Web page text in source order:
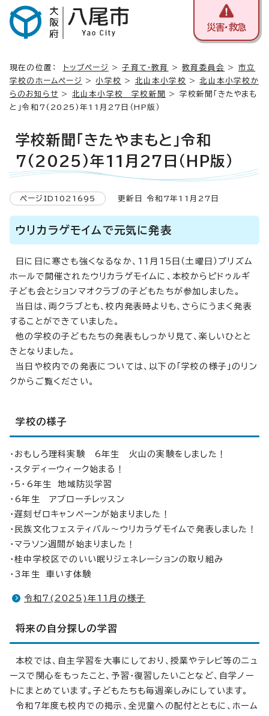
災害・救急
現在の位置： トップページ >子育て・教育 >教育委員会 > 市立
学校のホームページ
>小学校 > 北山本小学校 >北山本小学校か
らのお知らせ > 北山本小学校 学校新聞
> 学校新聞「きたやまも
と」令和7(2025)年11月27日（HP版）
学校新聞「きたやまもと」令和
7(2025)年11月27日（HP版）
ページID1021695 更新日 令和7年11月27日
ウリカラゲモイムで元気に発表
日に日に寒さも強くなるなか、11月15日（土曜日）プリズム
ホールで開催されたウリカラゲモイムに、本校からピドゥルギ
子ども会とションマオクラブの子どもたちが参加しました。
当日は、両クラブとも、校内発表時よりも、さらにうまく発表
することができていました。
他の学校の子どもたちの発表もしっかり見て、楽しいひとと
きとなりました。
当日や校内での発表については、以下の「学校の様子」のリン
クからご覧ください。
学校の様子
・おもしろ理科実験 6年生 火山の実験をしました！
・スタディーウィーク始まる！
・5・6年生 地域防災学習
・6年生 アプローチレッスン
・遅刻ゼロキャンペーンが始まりました！
・民族文化フェスティバル～ウリカラゲモイムで発表しました！
・マラソン週間が始まりました！
・桂中学校区でのいい眠りジェネレーションの取り組み
・3年生 車いす体験
令和7(2025)年11月の様子
将来の自分探しの学習
本校では、自主学習を大事にしており、授業やテレビ等のニュ
ースで関心をもったこと、予習・復習したいことなど、自学ノー
トにまとめています。子どもたちも毎週楽しみにしています。
令和7年度も校内での掲示、全児童への配付とともに、ホーム